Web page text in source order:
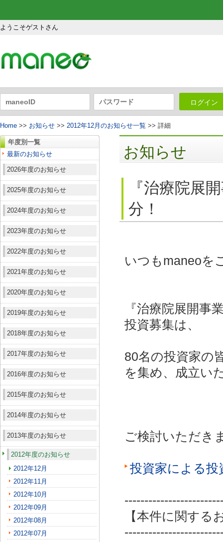
ようこそゲストさん
ログイン
Home >> お知らせ >> 2012年12月のお知らせ一覧 >> 詳細
年度別一覧
最新のお知らせ
2026年度のお知らせ
2025年度のお知らせ
2024年度のお知らせ
2023年度のお知らせ
2022年度のお知らせ
2021年度のお知らせ
2020年度のお知らせ
2019年度のお知らせ
2018年度のお知らせ
2017年度のお知らせ
2016年度のお知らせ
2015年度のお知らせ
2014年度のお知らせ
2013年度のお知らせ
2012年度のお知らせ
2012年12月
2012年11月
2012年10月
2012年09月
2012年08月
2012年07月
お知らせ
『治療院展
分！
いつもmaneoを
『治療院展開事
投資募集は、
80名の投資家の
を集め、成立い
ご検討いただき
投資家による
【本件に関する